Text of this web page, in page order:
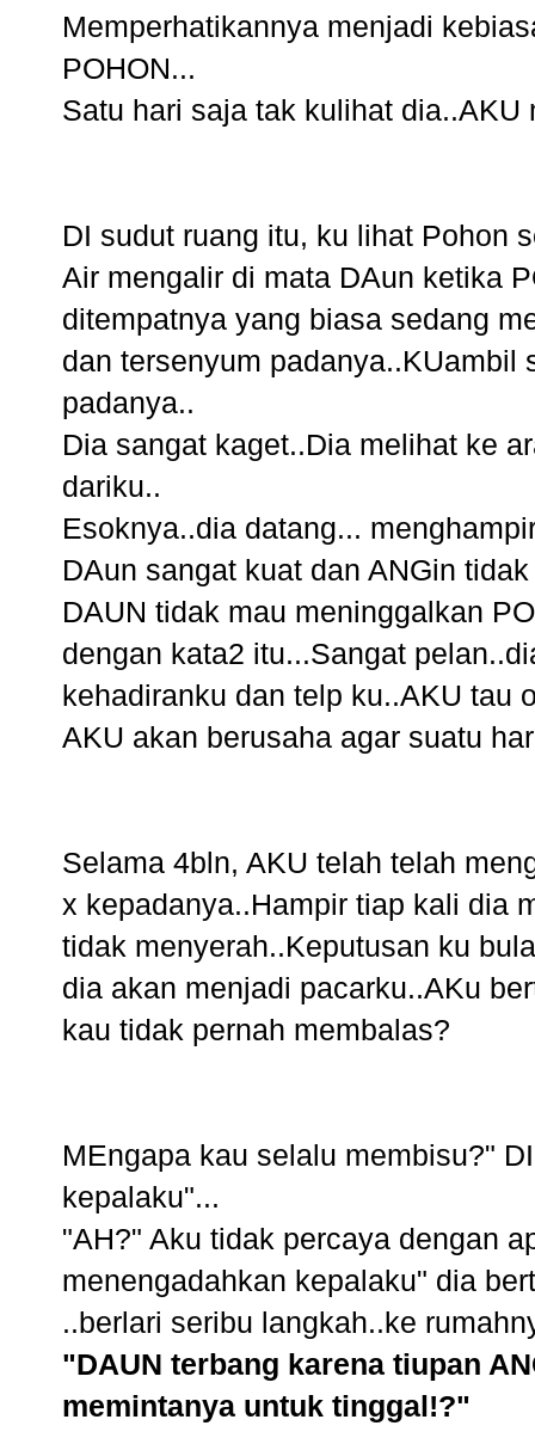
Memperhatikannya menjadi
POHON...
Satu hari saja tak kulihat
DI sudut ruang itu, ku lihat Pohon
Air mengalir di mata DAun ketika
ditempatnya yang biasa sedang
dan tersenyum
padanya..
Dia sangat kaget..Dia melihat ke
dariku..
Esoknya..dia datang...
DAun sangat kuat dan ANGin
DAUN tidak mau meninggalkan
dengan kata2 itu...Sangat
kehadiranku dan telp ku..AKU tau
AKU akan berusaha agar suatu
Selama 4bln, AKU telah telah
x kepadanya..Hampir tiap kali dia
tidak menyerah..Keputusan ku
dia akan menjadi pacarku..AKu
kau tidak pernah membalas?
MEngapa kau selalu membisu?"
kepalaku"...
"AH?" Aku tidak percaya dengan
menengadahkan kepalaku" dia
..berlari seribu langkah..ke
"DAUN terbang karena tiupan
memintanya untuk tinggal!?"